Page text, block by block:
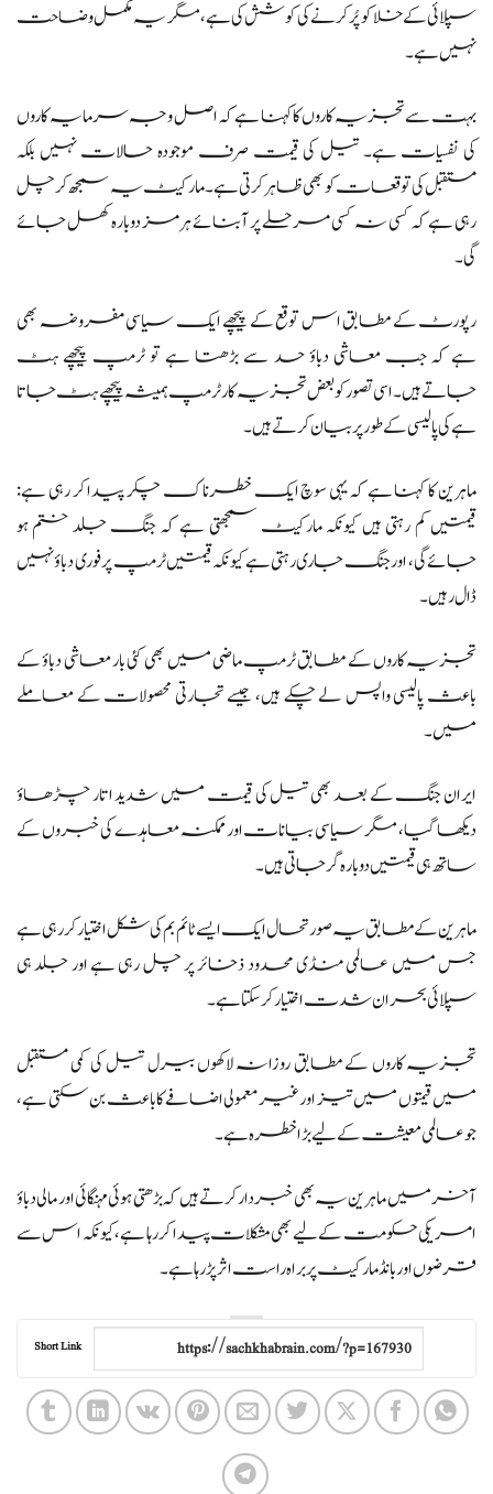
سپلائی کے خلا کو پُر کرنے کی کوشش کی ہے، مگر یہ مکمل وضاحت
نہیں ہے۔
بہت سے تجزیہ کاروں کا کہنا ہے کہ اصل وجہ سرمایہ کاروں
کی نفسیات ہے۔ تیل کی قیمت صرف موجودہ حالات نہیں بلکہ
مستقبل کی توقعات کو بھی ظاہر کرتی ہے۔ مارکیٹ یہ سمجھ کر چل
رہی ہے کہ کسی نہ کسی مرحلے پر آبنائے ہرمز دوبارہ کھل جائے
گی۔
رپورٹ کے مطابق اس توقع کے پیچھے ایک سیاسی مفروضہ بھی
ہے کہ جب معاشی دباؤ حد سے بڑھتا ہے تو ٹرمپ پیچھے ہٹ
جاتے ہیں۔ اسی تصور کو بعض تجزیہ کار ٹرمپ ہمیشہ پیچھے ہٹ جاتا
ہے کی پالیسی کے طور پر بیان کرتے ہیں۔
ماہرین کا کہنا ہے کہ یہی سوچ ایک خطرناک چکر پیدا کر رہی ہے:
قیمتیں کم رہتی ہیں کیونکہ مارکیٹ سمجھتی ہے کہ جنگ جلد ختم ہو
جائے گی، اور جنگ جاری رہتی ہے کیونکہ قیمتیں ٹرمپ پر فوری دباؤ نہیں
ڈال رہیں۔
تجزیہ کاروں کے مطابق ٹرمپ ماضی میں بھی کئی بار معاشی دباؤ کے
باعث پالیسی واپس لے چکے ہیں، جیسے تجارتی محصولات کے معاملے
میں۔
ایران جنگ کے بعد بھی تیل کی قیمت میں شدید اتار چڑھاؤ
دیکھا گیا، مگر سیاسی بیانات اور ممکنہ معاہدے کی خبروں کے
ساتھ ہی قیمتیں دوبارہ گر جاتی ہیں۔
ماہرین کے مطابق یہ صورتحال ایک ایسے ٹائم بم کی شکل اختیار کر رہی ہے
جس میں عالمی منڈی محدود ذخائر پر چل رہی ہے اور جلد ہی
سپلائی بحران شدت اختیار کر سکتا ہے۔
تجزیہ کاروں کے مطابق روزانہ لاکھوں بیرل تیل کی کمی مستقبل
میں قیمتوں میں تیز اور غیر معمولی اضافے کا باعث بن سکتی ہے،
جو عالمی معیشت کے لیے بڑا خطرہ ہے۔
آخر میں ماہرین یہ بھی خبردار کرتے ہیں کہ بڑھتی ہوئی مہنگائی اور مالی دباؤ
امریکی حکومت کے لیے بھی مشکلات پیدا کر رہا ہے، کیونکہ اس سے
قرضوں اور بانڈ مارکیٹ پر براہ راست اثر پڑ رہا ہے۔
Short Link